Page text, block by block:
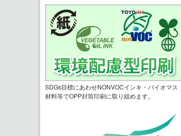
SDGs目標にあわせNONVOCインキ・バイオマス
材料等でOPP封筒印刷に取り組めます。